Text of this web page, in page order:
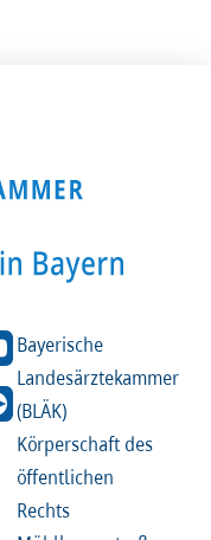
Bayerische
Landesärztekammer
(BLÄK)
Körperschaft des
öffentlichen
Rechts